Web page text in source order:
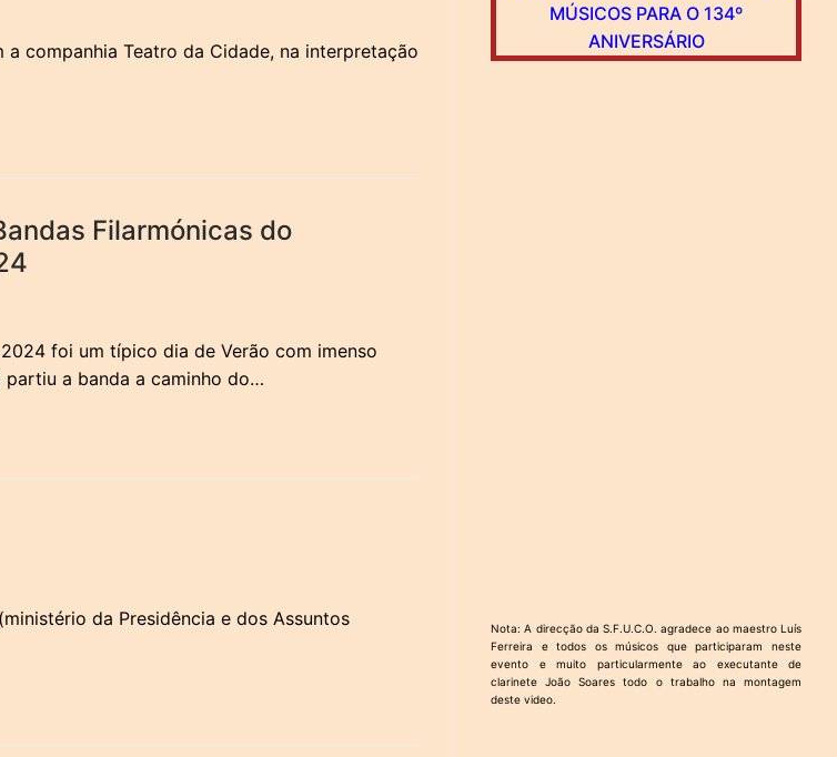
companhia Teatro da Cidade, na interpretação
Filarmónicas do
foi um típico dia de Verão com imenso
partiu a banda a caminho do…
da Presidência e dos Assuntos
MÚSICOS PARA O 134º
ANIVERSÁRIO
Nota: A direcção da S.F.U.C.O. agradece ao maestro Luís
Ferreira e todos os músicos que participaram neste
evento e muito particularmente ao executante de
clarinete João Soares todo o trabalho na montagem
deste video.